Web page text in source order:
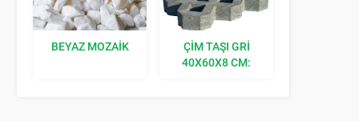
BEYAZ MOZAIK
ÇIM TAŞI GRI
40X60X8 CM: